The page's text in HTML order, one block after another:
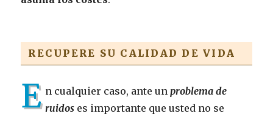
RECUPERE SU CALIDAD DE VIDA
E n cualquier caso, ante un problema de
ruidos es importante que usted no se